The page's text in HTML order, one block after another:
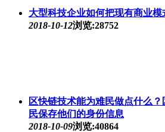
大型科技企业如何把现有商业
2018-10-12浏览:28752
区快链技术能为难民做点什么
民保存他们的身份信息
2018-10-09浏览:40864